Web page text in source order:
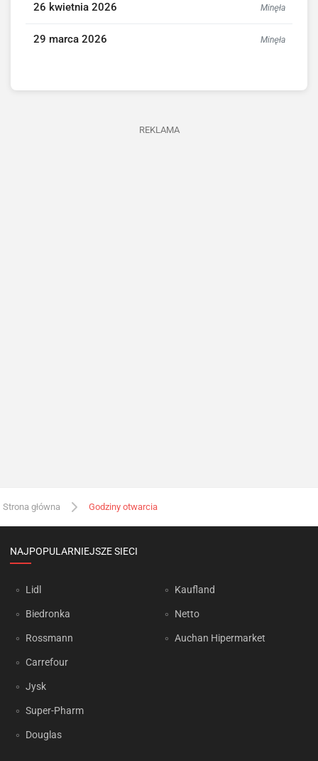
26 kwietnia 2026 Minęła
29 marca 2026 Minęła
REKLAMA
Strona główna Godziny otwarcia
NAJPOPULARNIEJSZE SIECI
Lidl
Biedronka
Rossmann
Carrefour
Jysk
Super-Pharm
Douglas
Kaufland
Netto
Auchan Hipermarket